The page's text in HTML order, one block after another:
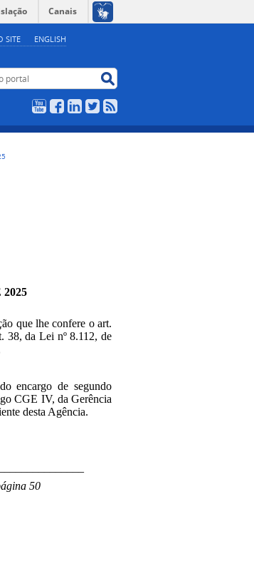
SITE ENGLISH
Canais
YouTubeFacebookLinkedIn
Twitter
que lhe confere o art.
38, da Lei nº 8.112, de
encargo de segundo
CGE IV, da Gerência
desta Agência.
50